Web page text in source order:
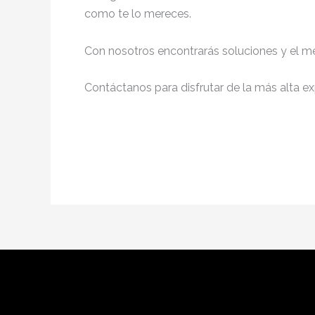
como te lo mereces.
Con nosotros encontrarás soluciones y el
Contáctanos para disfrutar de la más alta